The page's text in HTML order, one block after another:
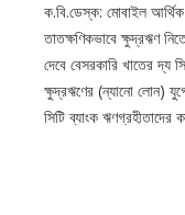
ক.বি.ডেস্ক: মোবাইল
তাতক্ষণিকভাবে ক্ষুদ্রঋণ
দেবে বেসরকারি খাতের দ্য
ক্ষুদ্রঋণের (ন্যানো লোন)
সিটি ব্যাংক ঋণগ্রহীতাদের